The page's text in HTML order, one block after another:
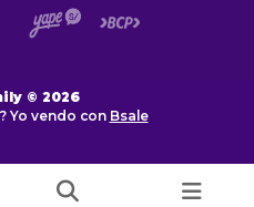
© 2026
Yo vendo con Bsale